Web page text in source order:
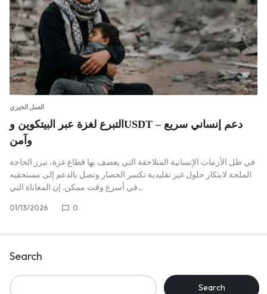
العمل الخيري
التبرع لغزة عبر البيتكوين وUSDT – دعم إنساني سريع
وآمن
في ظل الأزمات الإنسانية المتلاحقة التي يعصف بها قطاع غزة، تبرز الحاجة
الملحة لابتكار حلول غير تقليدية تكسر الحصار وتصل بالدعم إلى مستحقيه
في أسرع وقت ممكن. إن المعاناة التي…
01/13/2026 0
Search
Search